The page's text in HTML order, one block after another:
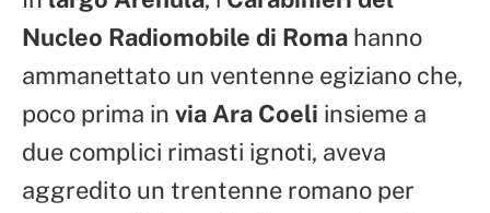
Nucleo Radiomobile di Roma hanno
ammanettato un ventenne egiziano che,
poco prima in via Ara Coeli insieme a
due complici rimasti ignoti, aveva
aggredito un trentenne romano per